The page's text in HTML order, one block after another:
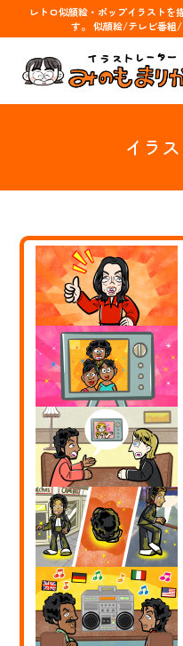
ッ
レトロ似顔絵・ポップイラストを
す。 似顔絵/テレビ番
イラ